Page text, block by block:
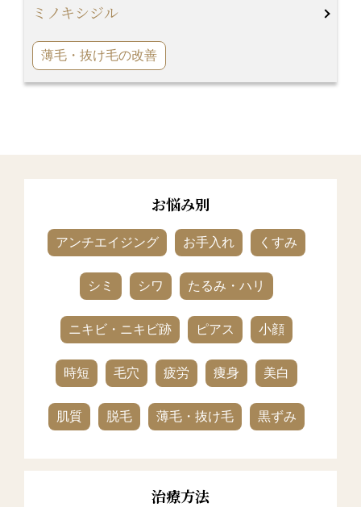
ミノキシジル
薄毛・抜け毛の改善
お悩み別
アンチエイジング お手入れ くすみ
シミ シワ たるみ・ハリ
ニキビ・ニキビ跡 ピアス 小顔
時短 毛穴 疲労 痩身 美白
肌質 脱毛 薄毛・抜け毛 黒ずみ
治療方法